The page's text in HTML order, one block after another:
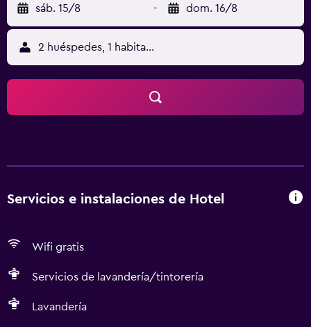
sáb. 15/8 - dom. 16/8
2 huéspedes, 1 habitación
Servicios e instalaciones de Hotel
Wifi gratis
Servicios de lavandería/tintorería
Lavandería